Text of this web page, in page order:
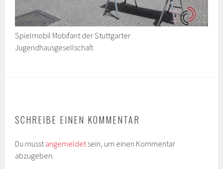
Spielmobil Mobifant der Stuttgarter
Jugendhausgesellschaft
SCHREIBE EINEN KOMMENTAR
Du musstangemeldetsein, um einen Kommentar
abzugeben.